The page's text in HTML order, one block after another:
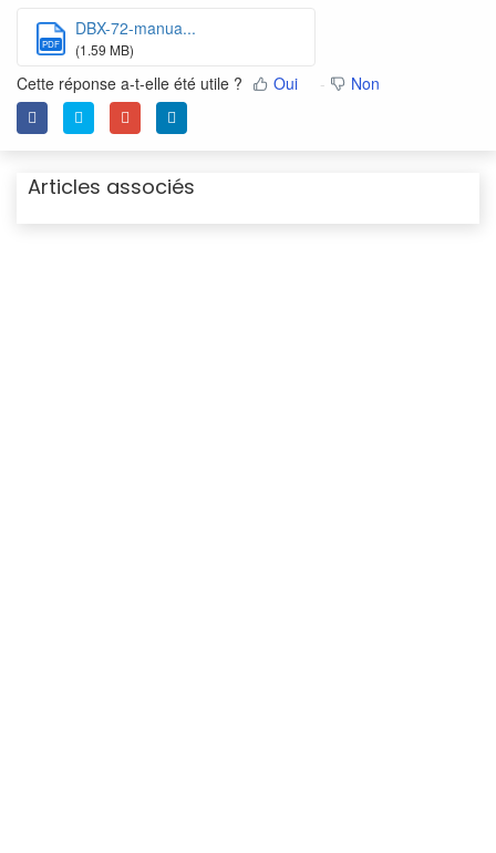
PDF
DBX-72-manua...
(1.59 MB)
Cette réponse a-t-elle été utile ? Oui Non
Articles associés